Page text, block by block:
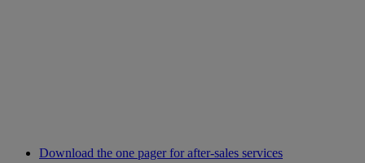
Download the one pager for after-sales services